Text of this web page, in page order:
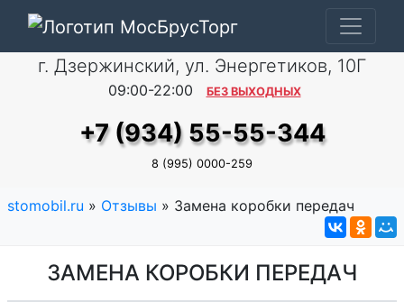
г. Дзержинский, ул. Энергетиков, 10Г
09:00-22:00 БЕЗ ВЫХОДНЫХ
+7 (934) 55-55-344
8 (995) 0000-259
stomobil.ru » Отзывы » Замена коробки передач
ЗАМЕНА КОРОБКИ ПЕРЕДАЧ